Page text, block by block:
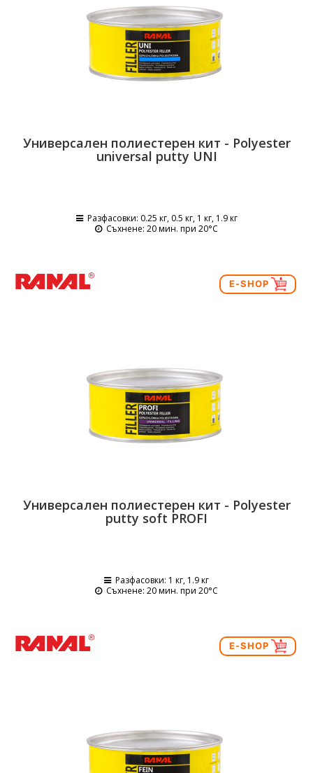
Универсален полиестерен кит - Polyester
universal putty UNI
Разфасовки: 0.25 кг, 0.5 кг, 1 кг, 1.9 кг
Съхнене: 20 мин. при 20°C
E-SHOP
Универсален полиестерен кит - Polyester
putty soft PROFI
Разфасовки: 1 кг, 1.9 кг
Съхнене: 20 мин. при 20°C
E-SHOP